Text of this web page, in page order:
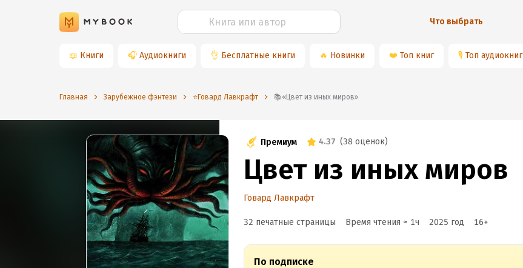
Что выбрать
📖 Книги 🎧 Аудиокниги 👌 Бесплатные книги 🔥 Новинки ❤️ Топ книг 🎙 Топ аудиокниг
Главная Зарубежное фэнтези ⭐️Говард Лавкрафт 📚«Цвет из иных миров»
Премиум 4.37 (38 оценок)
Цвет из иных миров
Говард Лавкрафт
32 печатные страницы Время чтения ≈ 1ч 2025 год 16+
По подписке